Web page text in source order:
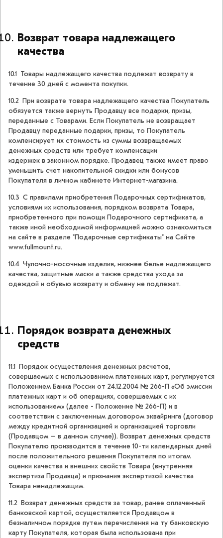
Возврат товара надлежащего
качества
10.1 Товары надлежащего качества подлежат возврату в
течение 30 дней с момента покупки.
10.2 При возврате товара надлежащего качества Покупатель
обязуется также вернуть Продавцу все подарки, призы,
переданные с Товарами. Если Покупатель не возвращает
Продавцу переданные подарки, призы, то Покупатель
компенсирует их стоимость из суммы возвращаемых
денежных средств или требует компенсации
издержек в законном порядке. Продавец также имеет право
уменьшить счет накопительной скидки или бонусов
Покупателя в личном кабинете Интернет-магазина.
10.3 С правилами приобретения Подарочных сертификатов,
условиями их использования, порядком возврата Товара,
приобретенного при помощи Подарочного сертификата, а
также иной необходимой информацией можно ознакомиться
на сайте в разделе "Подарочные сертификаты" на Сайте
www.fullmount.ru.
10.4 Чулочно-носочные изделия, нижнее белье надлежащего
качества, защитные маски а также средства ухода за
одеждой и обувью возврату и обмену не подлежат.
Порядок возврата денежных
средств
11.1 Порядок осуществления денежных расчетов,
совершаемых с использованием платежных карт, регулируется
Положением Банка России от 24.12.2004 № 266-П «Об эмиссии
платежных карт и об операциях, совершаемых с их
использованием» (далее - Положение № 266-П) и в
соответствии с заключенным договором эквайринга (договор
между кредитной организацией и организацией торговли
(Продавцом – в данном случае)). Возврат денежных средств
Покупателю производится в течение 10-ти календарных дней
после положительного решения Покупателя по итогам
оценки качества и внешних свойств Товара (внутренняя
экспертиза Продавца) и признания экспертизой качества
Товара ненадлежащим.
11.2 Возврат денежных средств за товар, ранее оплаченный
банковской картой, осуществляется Продавцом в
безналичном порядке путем перечисления на ту банковскую
карту Покупателя, которая была использована при